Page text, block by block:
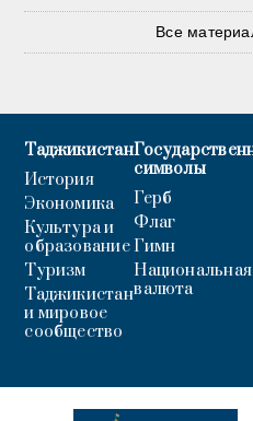
Все
Таджикистан
История
Экономика
Культура и
образование
Туризм
Таджикистан
и мировое
сообщество
символы
Герб
Флаг
Гимн
Национальная
валюта